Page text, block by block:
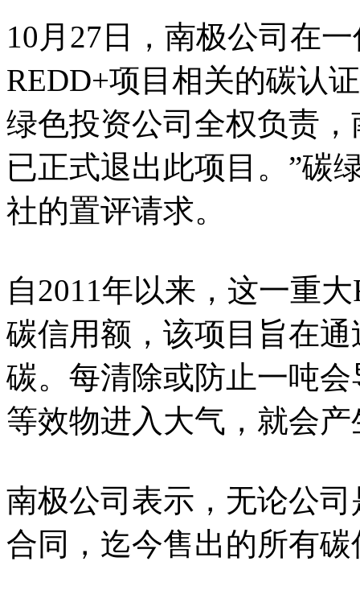
10月27日，南极公司在
REDD+项目相关的碳认
绿色投资公司全权负责
已正式退出此项目。”碳
社的置评请求。
自2011年以来，这一重
碳信用额，该项目旨在
碳。每清除或防止一吨
等效物进入大气，就会
南极公司表示，无论公
合同，迄今售出的所有